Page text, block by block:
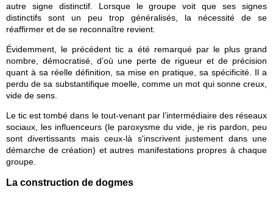
autre signe distinctif. Lorsque le groupe voit que ses signes
distinctifs sont un peu trop généralisés, la nécessité de se
réaffirmer et de se reconnaître revient.
Évidemment, le précédent tic a été remarqué par le plus grand
nombre, démocratisé, d’où une perte de rigueur et de précision
quant à sa réelle définition, sa mise en pratique, sa spécificité. Il a
perdu de sa substantifique moelle, comme un mot qui sonne creux,
vide de sens.
Le tic est tombé dans le tout-venant par l’intermédiaire des réseaux
sociaux, les influenceurs (le paroxysme du vide, je ris pardon, peu
sont divertissants mais ceux-là s'inscrivent justement dans une
démarche de création) et autres manifestations propres à chaque
groupe.
La construction de dogmes